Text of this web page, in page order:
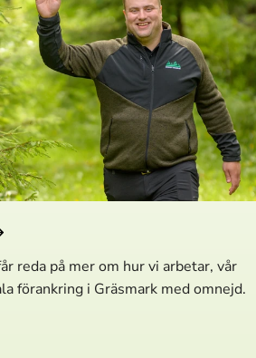
reda på mer om hur vi arbetar, vår
förankring i Gräsmark med omnejd.